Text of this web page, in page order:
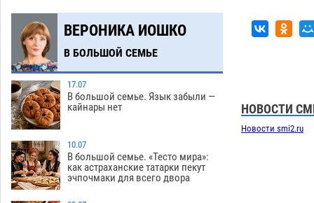
поставил жителей перед непростым
выбором
05.08
12:51
Младенец погиб в крупном пожаре в
Астрахани
05.08 475
12:23
У астраханца в морозильной камере
обнаружили почти полсотни
стерлядей
11:54
Астраханец проведет за решеткой 2
года и выплатит миллионный ущерб
за смертельную небрежность за рулем
ВЕРОНИКА ИОШКО
В БОЛЬШОЙ СЕМЬЕ
17.07
В большой семье. Язык забыли —
кайнары нет
10.07
В большой семье. «Тесто мира»:
как астраханские татарки пекут
эчпочмаки для всего двора
НОВОСТИ
Новости smi2.ru